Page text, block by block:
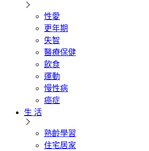
性愛
更年期
失智
醫療保健
飲食
運動
慢性病
癌症
生 活
熟齡學習
住宅居家